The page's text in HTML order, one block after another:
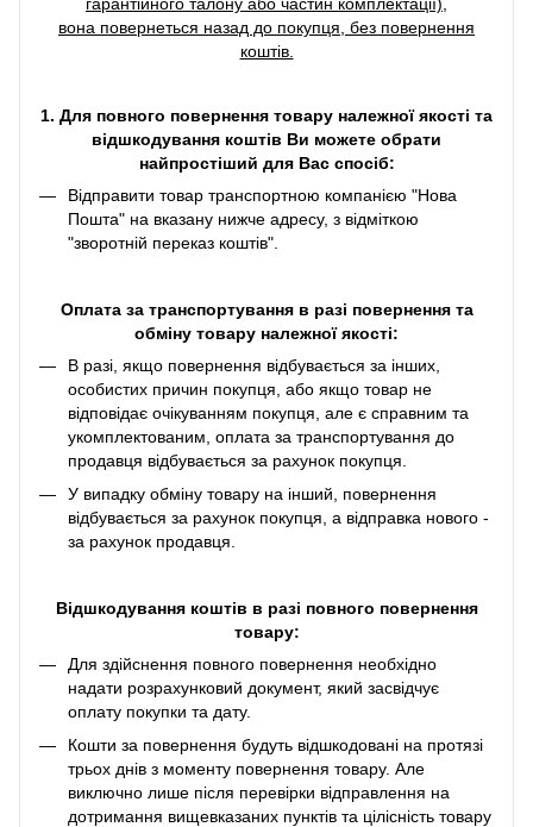
гарантійного талону або частин комплектації),
вона повернеться назад до покупця, без повернення
коштів.
1. Для повного повернення товару належної якості та
відшкодування коштів Ви можете обрати
найпростіший для Вас спосіб:
Відправити товар транспортною компанією "Нова
Пошта" на вказану нижче адресу, з відміткою
"зворотній переказ коштів".
Оплата за транспортування в разі повернення та
обміну товару належної якості:
В разі, якщо повернення відбувається за інших,
особистих причин покупця, або якщо товар не
відповідає очікуванням покупця, але є справним та
укомплектованим, оплата за транспортування до
продавця відбувається за рахунок покупця.
У випадку обміну товару на інший, повернення
відбувається за рахунок покупця, а відправка нового -
за рахунок продавця.
Відшкодування коштів в разі повного повернення
товару:
Для здійснення повного повернення необхідно
надати розрахунковий документ, який засвідчує
оплату покупки та дату.
Кошти за повернення будуть відшкодовані на протязі
трьох днів з моменту повернення товару. Але
виключно лише після перевірки відправлення на
дотримання вищевказаних пунктів та цілісність товару